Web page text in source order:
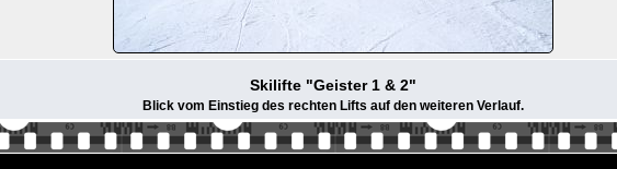
Skilifte "Geister 1 & 2"
Blick vom Einstieg des rechten Lifts auf den weiteren Verlauf.